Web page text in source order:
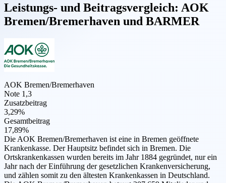
Leistungs- und Beitragsvergleich: AOK
Bremen/Bremerhaven und BARMER
AOK Bremen/Bremerhaven
Note 1,3
Zusatzbeitrag
3,29%
Gesamtbeitrag
17,89%
Die AOK Bremen/Bremerhaven ist eine in Bremen geöffnete
Krankenkasse. Der Hauptsitz befindet sich in Bremen. Die
Ortskrankenkassen wurden bereits im Jahr 1884 gegründet, nur ein
Jahr nach der Einführung der gesetzlichen Krankenversicherung,
und zählen somit zu den ältesten Krankenkassen in Deutschland.